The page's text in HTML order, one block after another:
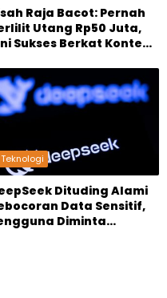
Raja Bacot: Pernah
Utang Rp50 Juta,
Sukses Berkat Konten
Teknologi
Dituding Alami
Data Sensitif,
Diminta